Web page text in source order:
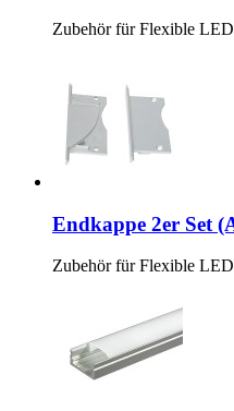
Zubehör für Flexible
Endkappe 2er Set
Zubehör für Flexible